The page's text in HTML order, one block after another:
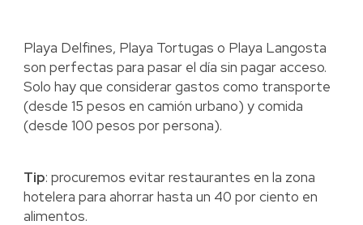
Playa Delfines, Playa Tortugas o Playa Langosta
son perfectas para pasar el día sin pagar acceso.
Solo hay que considerar gastos como transporte
(desde 15 pesos en camión urbano) y comida
(desde 100 pesos por persona).
Tip: procuremos evitar restaurantes en la zona
hotelera para ahorrar hasta un 40 por ciento en
alimentos.